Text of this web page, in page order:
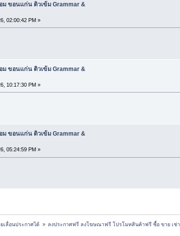
ม ขอนแก่น ติวเข้ม Grammar &
02:00:42 PM »
ม ขอนแก่น ติวเข้ม Grammar &
10:17:30 PM »
ม ขอนแก่น ติวเข้ม Grammar &
05:24:59 PM »
เลื่อนประกาศได้ » ลงประกาศฟรี ลงโฆษณาฟรี โปรโมทสินค้าฟรี ซื้อ ขาย เช่า